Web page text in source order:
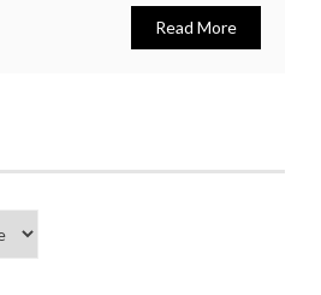
Read More